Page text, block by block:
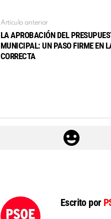
Artículo anterior
LA APROBACIÓN DEL
MUNICIPAL: UN PASO FIRME EN
CORRECTA
Escrito por